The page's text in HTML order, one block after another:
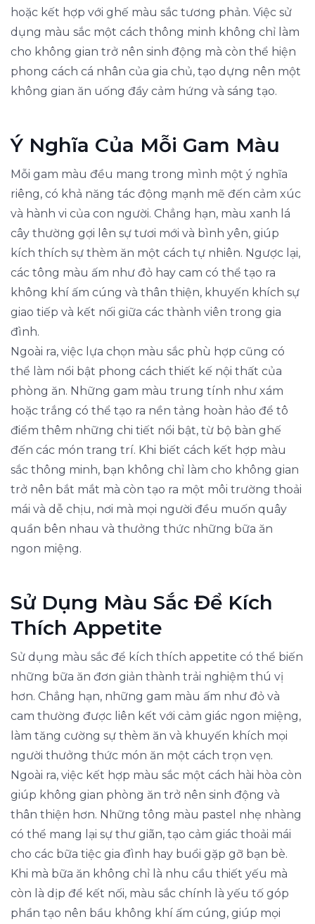
hoặc kết hợp với ghế màu sắc tương phản. Việc sử
dụng màu sắc một cách thông minh không chỉ làm
cho không gian trở nên sinh động mà còn thể hiện
phong cách cá nhân của gia chủ, tạo dựng nên một
không gian ăn uống đầy cảm hứng và sáng tạo.
Ý Nghĩa Của Mỗi Gam Màu
Mỗi gam màu đều mang trong mình một ý nghĩa
riêng, có khả năng tác động mạnh mẽ đến cảm xúc
và hành vi của con người. Chẳng hạn, màu xanh lá
cây thường gợi lên sự tươi mới và bình yên, giúp
kích thích sự thèm ăn một cách tự nhiên. Ngược lại,
các tông màu ấm như đỏ hay cam có thể tạo ra
không khí ấm cúng và thân thiện, khuyến khích sự
giao tiếp và kết nối giữa các thành viên trong gia
đình.
Ngoài ra, việc lựa chọn màu sắc phù hợp cũng có
thể làm nổi bật phong cách thiết kế nội thất của
phòng ăn. Những gam màu trung tính như xám
hoặc trắng có thể tạo ra nền tảng hoàn hảo để tô
điểm thêm những chi tiết nổi bật, từ bộ bàn ghế
đến các món trang trí. Khi biết cách kết hợp màu
sắc thông minh, bạn không chỉ làm cho không gian
trở nên bắt mắt mà còn tạo ra một môi trường thoải
mái và dễ chịu, nơi mà mọi người đều muốn quây
quần bên nhau và thưởng thức những bữa ăn
ngon miệng.
Sử Dụng Màu Sắc Để Kích
Thích Appetite
Sử dụng màu sắc để kích thích appetite có thể biến
những bữa ăn đơn giản thành trải nghiệm thú vị
hơn. Chẳng hạn, những gam màu ấm như đỏ và
cam thường được liên kết với cảm giác ngon miệng,
làm tăng cường sự thèm ăn và khuyến khích mọi
người thưởng thức món ăn một cách trọn vẹn.
Ngoài ra, việc kết hợp màu sắc một cách hài hòa còn
giúp không gian phòng ăn trở nên sinh động và
thân thiện hơn. Những tông màu pastel nhẹ nhàng
có thể mang lại sự thư giãn, tạo cảm giác thoải mái
cho các bữa tiệc gia đình hay buổi gặp gỡ bạn bè.
Khi mà bữa ăn không chỉ là nhu cầu thiết yếu mà
còn là dịp để kết nối, màu sắc chính là yếu tố góp
phần tạo nên bầu không khí ấm cúng, giúp mọi